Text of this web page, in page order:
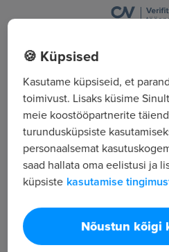
Kõik
Tööpakkuja
4
Töötajate arv
5 137
Vaatamised
ALMELO OÜ loodi 1996.
keredetailide (tiivad,
🍪 Küpsised
Kasutame küpsiseid, et
toimivust. Lisaks küsime
meie koostööpartnerite
turundusküpsiste
personaalsemat
saad hallata oma eelistusi ja
küpsiste kasutamise
Nõustun kõigi